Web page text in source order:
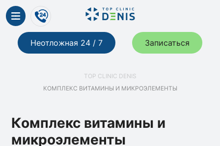
Неотложная 24 / 7 Записаться
TOP CLINIC DENIS
КОМПЛЕКС ВИТАМИНЫ И МИКРОЭЛЕМЕНТЫ
Комплекс витамины и
микроэлементы